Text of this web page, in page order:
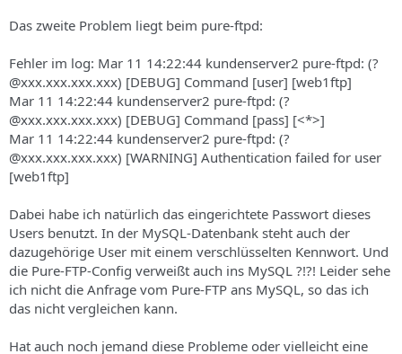
Das zweite Problem liegt beim pure-ftpd:
Fehler im log: Mar 11 14:22:44 kundenserver2 pure-ftpd: (?
@xxx.xxx.xxx.xxx) [DEBUG] Command [user] [web1ftp]
Mar 11 14:22:44 kundenserver2 pure-ftpd: (?
@xxx.xxx.xxx.xxx) [DEBUG] Command [pass] [<*>]
Mar 11 14:22:44 kundenserver2 pure-ftpd: (?
@xxx.xxx.xxx.xxx) [WARNING] Authentication failed for user
[web1ftp]
Dabei habe ich natürlich das eingerichtete Passwort dieses
Users benutzt. In der MySQL-Datenbank steht auch der
dazugehörige User mit einem verschlüsselten Kennwort. Und
die Pure-FTP-Config verweißt auch ins MySQL ?!?! Leider sehe
ich nicht die Anfrage vom Pure-FTP ans MySQL, so das ich
das nicht vergleichen kann.
Hat auch noch jemand diese Probleme oder vielleicht eine